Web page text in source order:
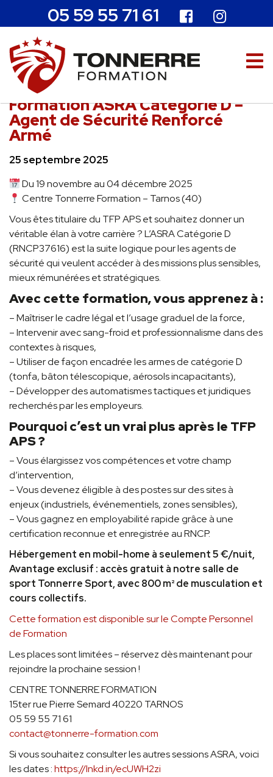
05 59 55 71 61
Formation ASRA Catégorie D –
Agent de Sécurité Renforcé
Armé
25 septembre 2025
Du 19 novembre au 04 décembre 2025
Centre Tonnerre Formation – Tarnos (40)
Vous êtes titulaire du TFP APS et souhaitez donner un
véritable élan à votre carrière ? L’ASRA Catégorie D
(RNCP37616) est la suite logique pour les agents de
sécurité qui veulent accéder à des missions plus sensibles,
mieux rémunérées et stratégiques.
Avec cette formation, vous apprenez à :
– Maîtriser le cadre légal et l’usage graduel de la force,
– Intervenir avec sang-froid et professionnalisme dans des
contextes à risques,
– Utiliser de façon encadrée les armes de catégorie D
(tonfa, bâton télescopique, aérosols incapacitants),
– Développer des automatismes tactiques et juridiques
recherchés par les employeurs.
Pourquoi c’est un vrai plus après le TFP
APS ?
– Vous élargissez vos compétences et votre champ
d’intervention,
– Vous devenez éligible à des postes sur des sites à
enjeux (industriels, événementiels, zones sensibles),
– Vous gagnez en employabilité rapide grâce à une
certification reconnue et enregistrée au RNCP.
Hébergement en mobil-home à seulement 5 €/nuit,
Avantage exclusif : accès gratuit à notre salle de
sport Tonnerre Sport, avec 800 m² de musculation et
cours collectifs.
Cette formation est disponible sur le Compte Personnel
de Formation
Les places sont limitées – réservez dès maintenant pour
rejoindre la prochaine session !
CENTRE TONNERRE FORMATION
15ter rue Pierre Semard 40220 TARNOS
05 59 55 71 61
contact@tonnerre-formation.com
Si vous souhaitez consulter les autres sessions ASRA, voici
les dates :https://lnkd.in/ecUWH2zi